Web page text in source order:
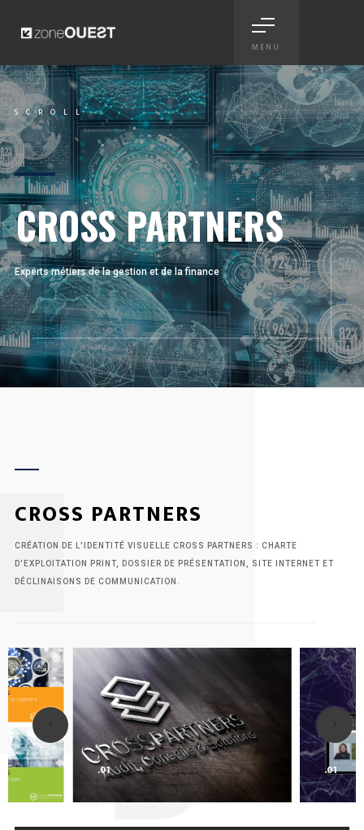
MENU
Cross Partners - identité
Scroll
CROSS PARTNERS
Experts métiers de la gestion et de la finance
SCROLL
CROSS PARTNERS
CRÉATION DE L'IDENTITÉ VISUELLE CROSS PARTNERS : CHARTE
D'EXPLOITATION PRINT, DOSSIER DE PRÉSENTATION, SITE INTERNET ET
DÉCLINAISONS DE COMMUNICATION.
.01 .01